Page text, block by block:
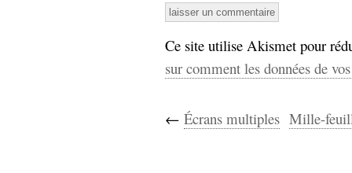
Ce site utilise Akismet pour
sur comment les données de
← Écrans multiples Mille-